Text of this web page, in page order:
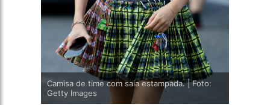
Camisa de time com saia estampada. | Foto:
Getty Images